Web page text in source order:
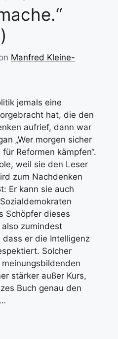
Manfred Kleine-
jemals eine
hat, die den
aufrief, dann war
„Wer morgen sicher
Reformen kämpfen“.
weil sie den Leser
zum Nachdenken
Er kann sie auch
Schöpfer dieses
zumindest
er die Intelligenz
Solcher
stärker außer Kurs,
Buch genau den